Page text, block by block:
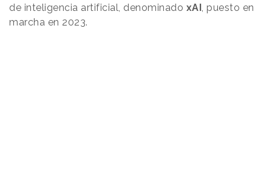
de inteligencia artificial, denominado xAI , puesto en
marcha en 2023.